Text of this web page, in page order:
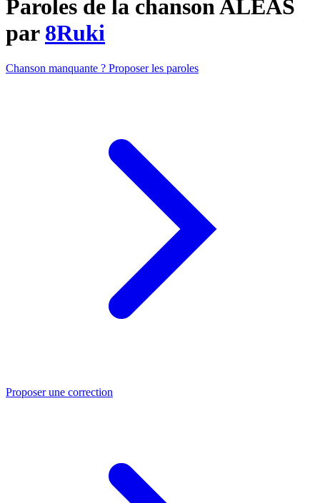
Paroles de la chanson ALEAS
par 8Ruki
Chanson manquante ? Proposer les paroles
Proposer une correction